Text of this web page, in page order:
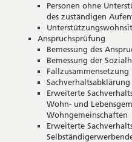
Personen ohne
des zuständigen
Anspruchsprüfung
Bemessung des
Bemessung der
Fallzusammensetzung
Sachverhaltsabklärung
Erweiterte
Wohn- und
Wohngemeinschaften
Erweiterte